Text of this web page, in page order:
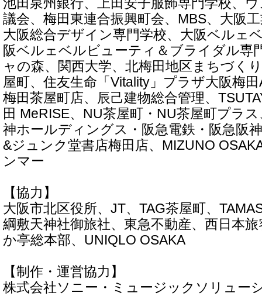
池田泉州銀行、上田安子服飾専門学校、
議会、梅田東連合振興町会、MBS、大阪
大阪総合デザイン専門学校、大阪ベルェ
阪ベルェベルビューティ＆ブライダル専
ャの森、関西大学、北梅田地区まちづく
屋町、住友生命「Vitality」プラザ大阪梅
梅田茶屋町店、辰己建物総合管理、
田 MeRISE、NU茶屋町・NU茶屋町プラ
神ホールディングス・阪急電鉄・阪急阪
&ジュンク堂書店梅田店、MIZUNO
ンマー
【協力】
大阪市北区役所、JT、TAG茶屋町、
綱敷天神社御旅社、東急不動産、西日本
か亭総本部、UNIQLO OSAKA
【制作・運営協力】
株式会社ソニー・ミュージックソリュー